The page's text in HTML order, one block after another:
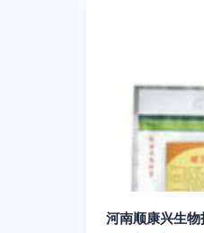
河南顺康兴生